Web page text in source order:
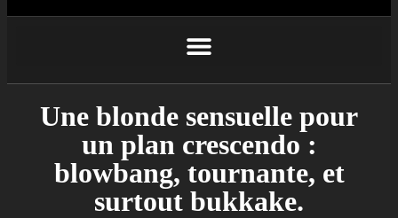
Une blonde sensuelle pour
un plan crescendo :
blowbang, tournante, et
surtout bukkake.